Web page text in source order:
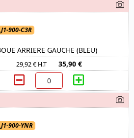
900-C3R
ARRIERE GAUCHE (BLEU)
29,92 € H.T 35,90 €
900-YNR